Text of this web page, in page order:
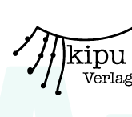
Inhalt
springen